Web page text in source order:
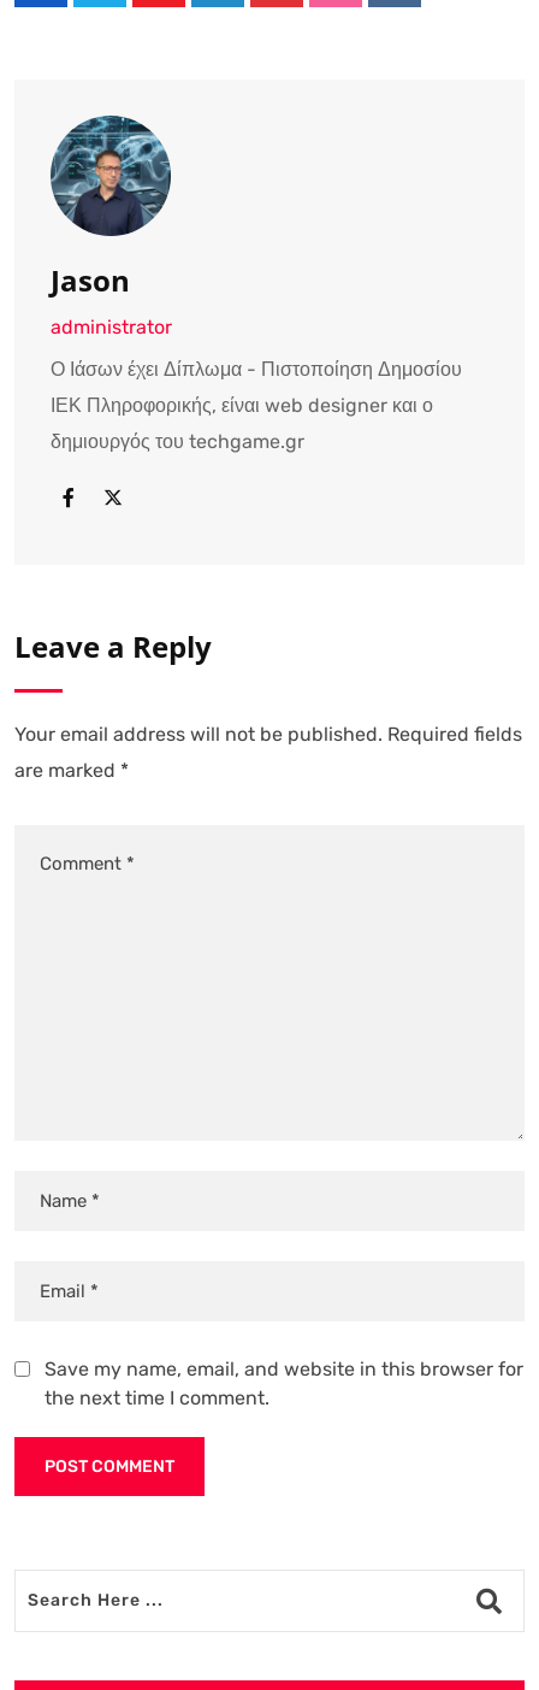
Jason
administrator
Ο Ιάσων έχει Δίπλωμα - Πιστοποίηση Δημοσίου
ΙΕΚ Πληροφορικής, είναι web designer και ο
δημιουργός του techgame.gr
Leave a Reply
Your email address will not be published. Required fields
are marked *
Save my name, email, and website in this browser for
the next time I comment.